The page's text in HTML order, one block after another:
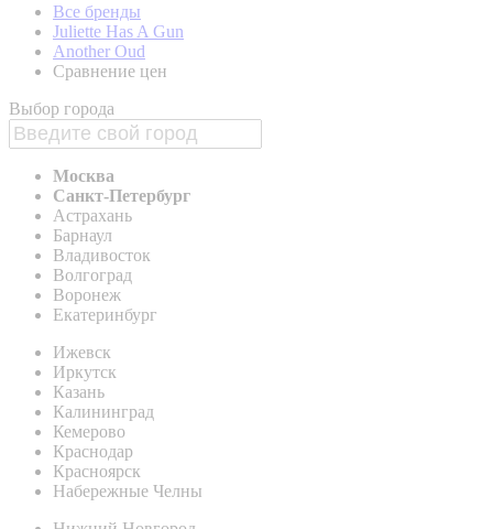
Все бренды
Juliette Has A Gun
Another Oud
Сравнение цен
Выбор города
Москва
Санкт-Петербург
Астрахань
Барнаул
Владивосток
Волгоград
Воронеж
Екатеринбург
Ижевск
Иркутск
Казань
Калининград
Кемерово
Краснодар
Красноярск
Набережные Челны